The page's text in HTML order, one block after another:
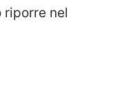
riporre nel